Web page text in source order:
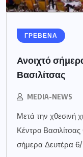
ΓΡΕΒΕΝΑ
Ανοιχτό
Βασιλίτσας
MEDIA-NEWS
Μετά την χθεσινή
Κέντρο Βασιλίτσας
σήμερα Δευτέρα